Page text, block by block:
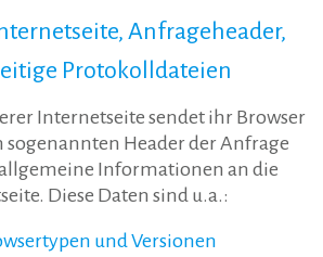
Anfrageheader,
Protokolldateien
Internetseite sendet ihr Browser
Header der Anfrage
Informationen an die
Diese Daten sind u.a.:
und Versionen